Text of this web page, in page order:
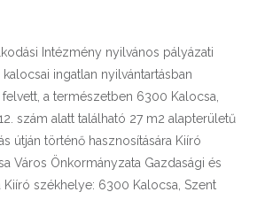
Intézmény nyilvános pályázati
ingatlan nyilvántartásban
a természetben 6300 Kalocsa,
szám alatt található 27 m2 alapterületű
útján történő hasznosítására Kiíró
Város Önkormányzata Gazdasági és
Kiíró székhelye: 6300 Kalocsa, Szent